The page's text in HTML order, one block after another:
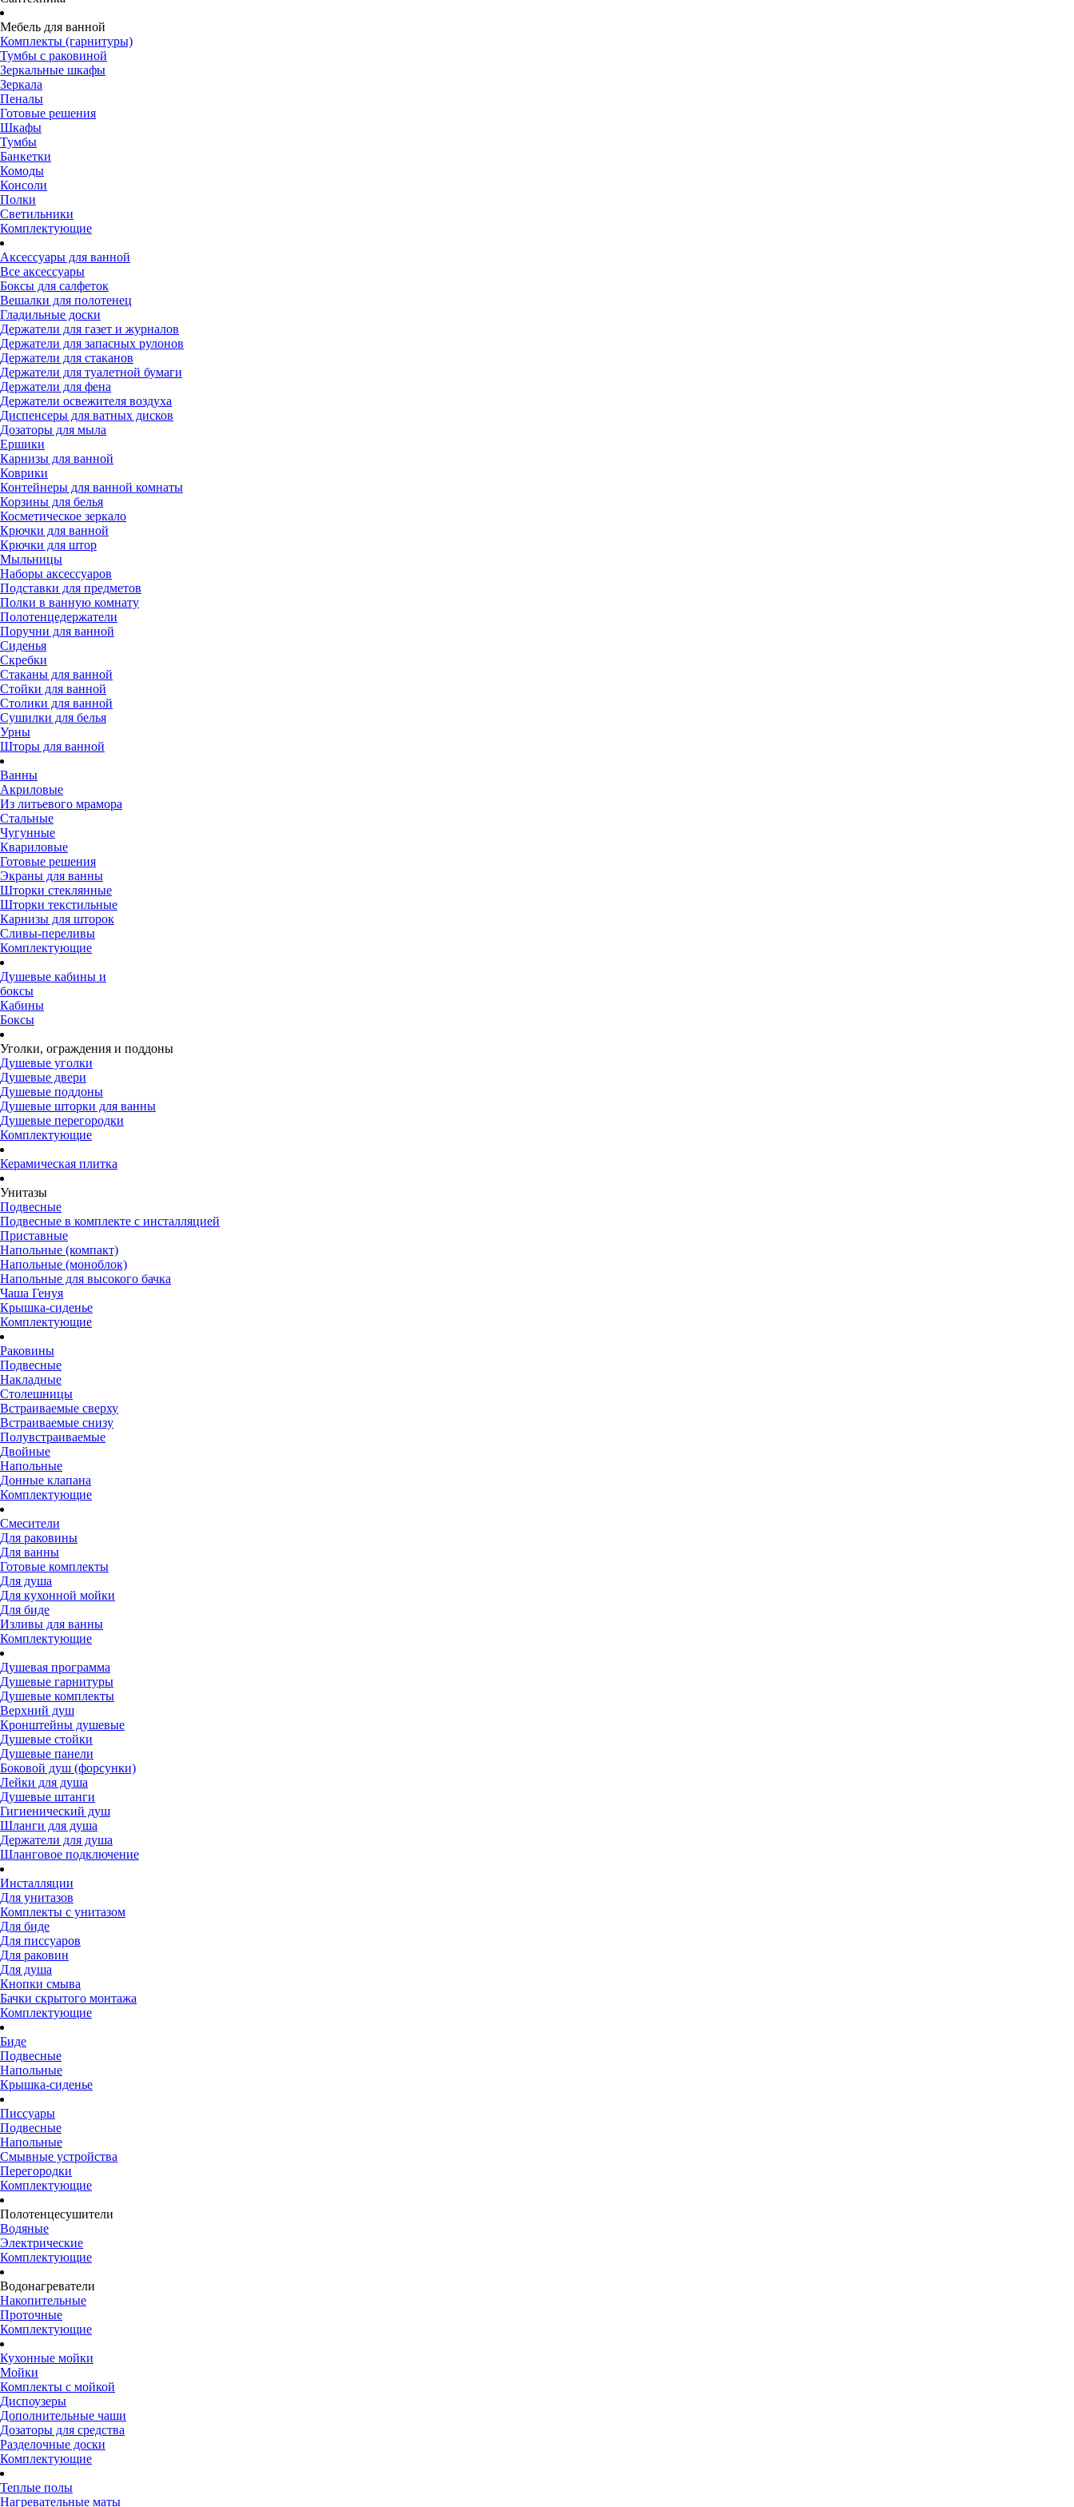
Мебель для ванной
Комплекты (гарнитуры)
Тумбы с раковиной
Зеркальные шкафы
Зеркала
Пеналы
Готовые решения
Шкафы
Тумбы
Банкетки
Комоды
Консоли
Полки
Светильники
Комплектующие
Аксессуары для ванной
Все аксессуары
Боксы для салфеток
Вешалки для полотенец
Гладильные доски
Держатели для газет и журналов
Держатели для запасных рулонов
Держатели для стаканов
Держатели для туалетной бумаги
Держатели для фена
Держатели освежителя воздуха
Диспенсеры для ватных дисков
Дозаторы для мыла
Ершики
Карнизы для ванной
Коврики
Контейнеры для ванной комнаты
Корзины для белья
Косметическое зеркало
Крючки для ванной
Крючки для штор
Мыльницы
Наборы аксессуаров
Подставки для предметов
Полки в ванную комнату
Полотенцедержатели
Поручни для ванной
Сиденья
Скребки
Стаканы для ванной
Стойки для ванной
Столики для ванной
Сушилки для белья
Урны
Шторы для ванной
Ванны
Акриловые
Из литьевого мрамора
Стальные
Чугунные
Квариловые
Готовые решения
Экраны для ванны
Шторки стеклянные
Шторки текстильные
Карнизы для шторок
Сливы-переливы
Комплектующие
Душевые кабины и
боксы
Кабины
Боксы
Уголки, ограждения и поддоны
Душевые уголки
Душевые двери
Душевые поддоны
Душевые шторки для ванны
Душевые перегородки
Комплектующие
Керамическая плитка
Унитазы
Подвесные
Подвесные в комплекте с инсталляцией
Приставные
Напольные (компакт)
Напольные (моноблок)
Напольные для высокого бачка
Чаша Генуя
Крышка-сиденье
Комплектующие
Раковины
Подвесные
Накладные
Столешницы
Встраиваемые сверху
Встраиваемые снизу
Полувстраиваемые
Двойные
Напольные
Донные клапана
Комплектующие
Смесители
Для раковины
Для ванны
Готовые комплекты
Для душа
Для кухонной мойки
Для биде
Изливы для ванны
Комплектующие
Душевая программа
Душевые гарнитуры
Душевые комплекты
Верхний душ
Кронштейны душевые
Душевые стойки
Душевые панели
Боковой душ (форсунки)
Лейки для душа
Душевые штанги
Гигиенический душ
Шланги для душа
Держатели для душа
Шланговое подключение
Инсталляции
Для унитазов
Комплекты с унитазом
Для биде
Для писсуаров
Для раковин
Для душа
Кнопки смыва
Бачки скрытого монтажа
Комплектующие
Биде
Подвесные
Напольные
Крышка-сиденье
Писсуары
Подвесные
Напольные
Смывные устройства
Перегородки
Комплектующие
Полотенцесушители
Водяные
Электрические
Комплектующие
Водонагреватели
Накопительные
Проточные
Комплектующие
Кухонные мойки
Мойки
Комплекты с мойкой
Диспоузеры
Дополнительные чаши
Дозаторы для средства
Разделочные доски
Комплектующие
Теплые полы
Нагревательные маты